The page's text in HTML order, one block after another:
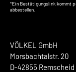
VÖLKEL GmbH
Morsbachtalstr. 20
D-42855 Remscheid
*Ein Bestätigungslink kommt
abbestellen.